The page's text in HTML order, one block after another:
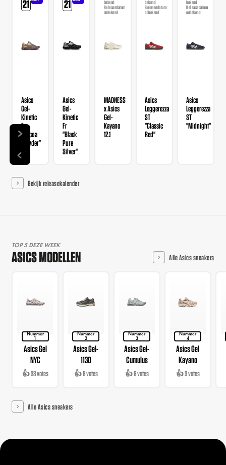
21
Asics
Gel-
Kinetic
Fr
"Cocoa
Powder"
21
Asics
Gel-
Kinetic
Fr
"Black
Pure
Silver"
bekend
Releasedatum
onbekend
MADNESS
x Asics
Gel-
Kayano
12.1
bekend
Releasedatum
onbekend
Asics
Leggerezza
ST
"Classic
Red"
bekend
Releasedatum
onbekend
Asics
Leggerezza
ST
"Midnight"
Bekijk releasekalender
TOP 5 DEZE WEEK
ASICS MODELLEN Alle Asics sneakers
Nummer
1
Asics Gel
NYC
👍 38 votes
Nummer
2
Asics Gel-
1130
👍 8 votes
Nummer
3
Asics Gel-
Cumulus
👍 6 votes
Nummer
4
Asics Gel
Kayano
👍 3 votes
Alle Asics sneakers